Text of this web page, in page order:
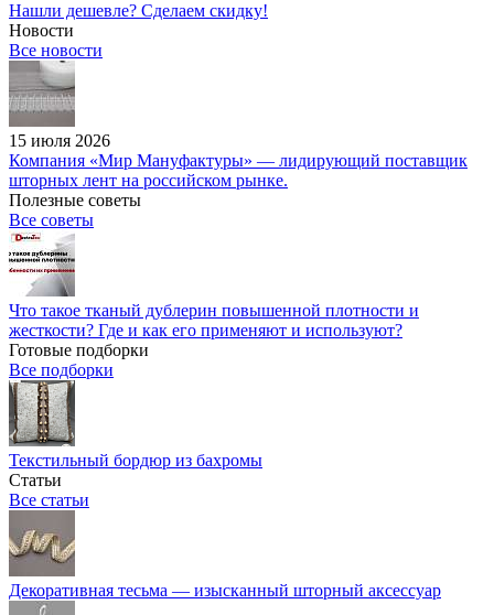
Нашли дешевле? Сделаем скидку!
Новости
Все новости
15 июля 2026
Компания «Мир Мануфактуры» — лидирующий поставщик
шторных лент на российском рынке.
Полезные советы
Все советы
Что такое тканый дублерин повышенной плотности и
жесткости? Где и как его применяют и используют?
Готовые подборки
Все подборки
Текстильный бордюр из бахромы
Статьи
Все статьи
Декоративная тесьма — изысканный шторный аксессуар